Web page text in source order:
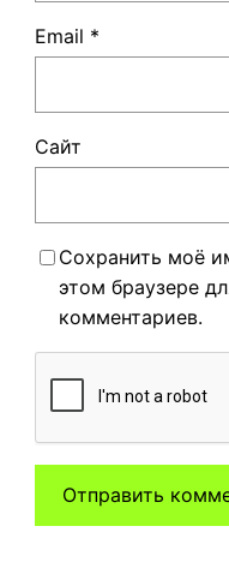
Email *
Сайт
Сохранить моё
этом браузере
комментариев.